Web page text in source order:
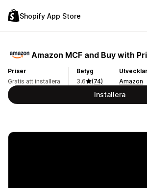
Shopify App Store
Amazon MCF and Buy with
Priser
Gratis att installera
Betyg
3,6
(74)
Amazon
Installera